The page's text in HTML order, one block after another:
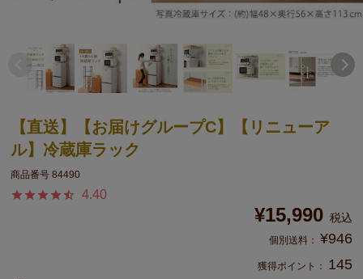
【直送】【お届けグループC】【リニューア
ル】冷蔵庫ラック
商品番号 84490
4.40
¥15,990 税込
¥946
獲得ポイント： 145